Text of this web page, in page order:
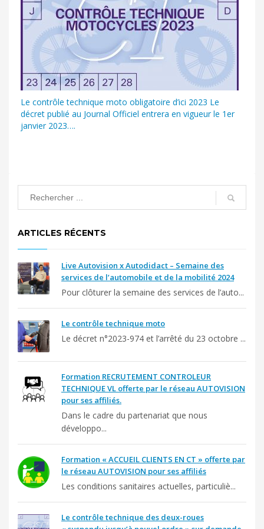
Le contrôle technique moto obligatoire d’ici 2023 Le
décret publié au Journal Officiel entrera en vigueur le 1er
janvier 2023….
ARTICLES RÉCENTS
Live Autovision x Autodidact – Semaine des
services de l’automobile et de la mobilité 2024
Pour clôturer la semaine des services de l’auto...
Le contrôle technique moto
Le décret n°2023-974 et l’arrêté du 23 octobre ...
Formation RECRUTEMENT CONTROLEUR
TECHNIQUE VL offerte par le réseau AUTOVISION
pour ses affiliés.
Dans le cadre du partenariat que nous
développo...
Formation « ACCUEIL CLIENTS EN CT » offerte par
le réseau AUTOVISION pour ses affiliés
Les conditions sanitaires actuelles, particuliè...
Le contrôle technique des deux-roues